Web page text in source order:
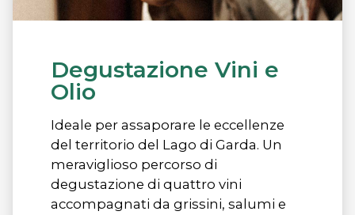
Degustazione Vini e
Olio
Ideale per assaporare le eccellenze
del territorio del Lago di Garda. Un
meraviglioso percorso di
degustazione di quattro vini
accompagnati da grissini, salumi e